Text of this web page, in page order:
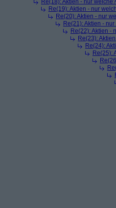
Re(18): Aktien - nur welche?
Re(19): Aktien - nur
Re(20): Aktien - nur
Re(21): Aktien -
Re(22): Aktien -
Re(23):
Re(24):
Re(25):